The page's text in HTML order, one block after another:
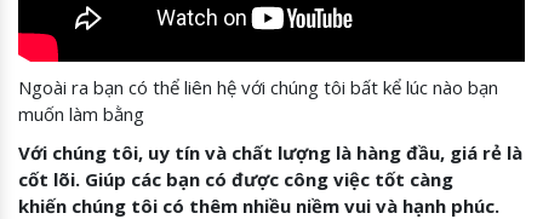
Ngoài ra bạn có thể liên hệ với chúng tôi bất kể lúc nào bạn
muốn làm bằng
Với chúng tôi, uy tín và chất lượng là hàng đầu, giá rẻ là
cốt lõi. Giúp các bạn có được công việc tốt càng
khiến chúng tôi có thêm nhiều niềm vui và hạnh phúc.